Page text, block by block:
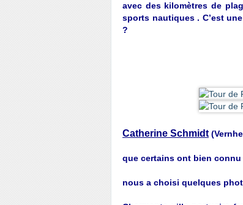
avec des kilomètres de
sports nautiques . C’est
?
Catherine Schmidt
que certains ont bien connu
nous a choisi quelques